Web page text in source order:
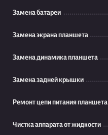
Замена батареи
Замена экрана планшета
Замена динамика планшета
Замена задней крышки
Ремонт цепи питания планшета
Чистка аппарата от жидкости